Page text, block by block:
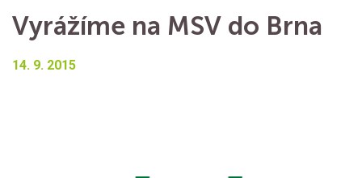
Vyrážíme na MSV do Brna
14. 9. 2015